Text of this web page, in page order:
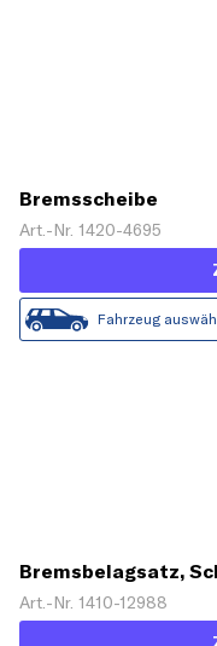
Bremsscheibe
Art.-Nr. 1420-4695
Fahrzeug
Bremsbelagsatz,
Art.-Nr. 1410-12988